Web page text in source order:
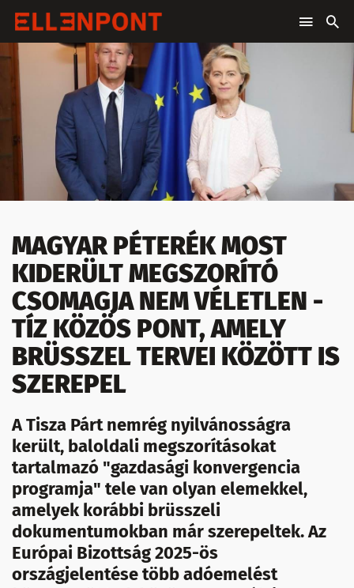
MAGYAR PÉTERÉK MOST
KIDERÜLT MEGSZORÍTÓ
CSOMAGJA NEM VÉLETLEN -
TÍZ KÖZÖS PONT, AMELY
BRÜSSZEL TERVEI KÖZÖTT IS
SZEREPEL
A Tisza Párt nemrég nyilvánosságra
került, baloldali megszorításokat
tartalmazó "gazdasági konvergencia
programja" tele van olyan elemekkel,
amelyek korábbi brüsszeli
dokumentumokban már szerepeltek. Az
Európai Bizottság 2025-ös
országjelentése több adóemelést